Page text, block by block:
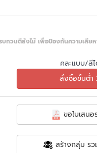
กวนตีลังไม้ เพื่อป้องกันความเสีย
คละแบบ/สี
สั่งซื้อขั้นต่ำ
ขอใบเสนอ
สร้างกลุ่ม ร